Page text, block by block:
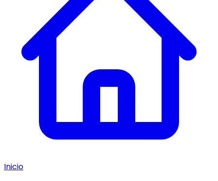
Inicio